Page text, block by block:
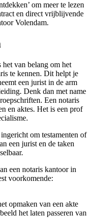
om meer te lezen
en direct vrijblijvende
Volendam.
van belang om het
te kennen. Dit helpt je
een jurist in de arm
Denk dan met name
Een notaris
en aktes. Het is een prof
om testamenten of
een jurist en de taken
een notaris kantoor in
voorkomende:
opmaken van een akte
het laten passeren van